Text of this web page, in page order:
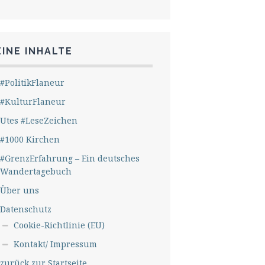
INHALTE
#PolitikFlaneur
#KulturFlaneur
Utes #LeseZeichen
#1000 Kirchen
#GrenzErfahrung – Ein deutsches
Wandertagebuch
Über uns
Datenschutz
Cookie-Richtlinie (EU)
Kontakt/ Impressum